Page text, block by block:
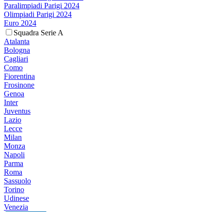
Paralimpiadi Parigi 2024
Olimpiadi Parigi 2024
Euro 2024
Squadra Serie A
Atalanta
Bologna
Cagliari
Como
Fiorentina
Frosinone
Genoa
Inter
Juventus
Lazio
Lecce
Milan
Monza
Napoli
Parma
Roma
Sassuolo
Torino
Udinese
Venezia